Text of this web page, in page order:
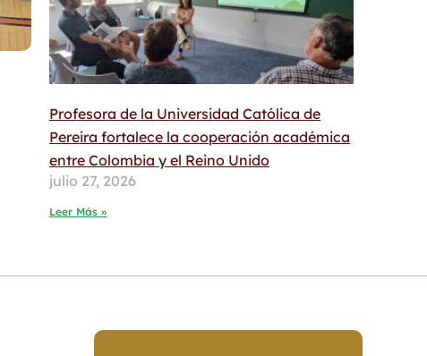
Profesora de la Universidad Católica de
Pereira fortalece la cooperación académica
entre Colombia y el Reino Unido
julio 27, 2026
Leer Más »